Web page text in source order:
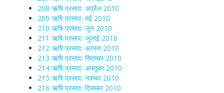
208 ऋषि प्रसादः अप्रैल 2010
209 ऋषि प्रसादः मई 2010
210 ऋषि प्रसादः जून 2010
211 ऋषि प्रसादः जुलाई 2010
212 ऋषि प्रसादः अगस्त 2010
213 ऋषि प्रसादः सितम्बर 2010
214 ऋषि प्रसादः अक्तूबर 2010
215 ऋषि प्रसादः नवम्बर 2010
216 ऋषि प्रसादः दिसम्बर 2010